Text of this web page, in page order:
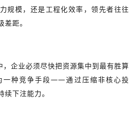
规模，还是工程化效率，领先者往往
距。
，企业必须尽快把资源集中到最有胜算
一种竞争手段——通过压缩非核心投
下注能力。